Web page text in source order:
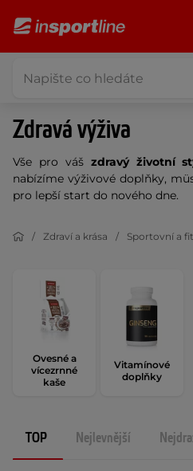
Zdravá výživa
Vše pro váš zdravý životní
nabízíme výživové doplňky,
pro lepší start do nového dne.
Zdraví a krása Sportovní a
Ovesné a
vícezrnné
kaše
Vitamínové
doplňky
TOP Nejlevnější